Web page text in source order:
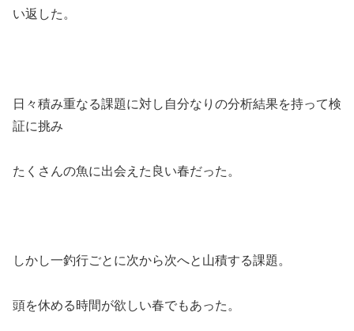
い返した。
日々積み重なる課題に対し自分なりの分析結果を持って検
証に挑み
たくさんの魚に出会えた良い春だった。
しかし一釣行ごとに次から次へと山積する課題。
頭を休める時間が欲しい春でもあった。